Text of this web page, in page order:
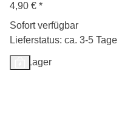
4,90 € *
Sofort verfügbar
Lieferstatus: ca. 3-5 Tage
Auf Lager